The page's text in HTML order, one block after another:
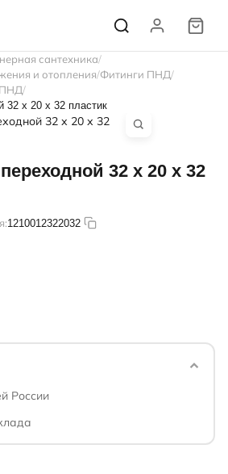
сантехника
и отопления Фитинги ПНД
ПНД
32 х 20 х 32 пластик
32 х 20 х 32
1210012322032
России